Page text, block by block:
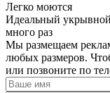
Легко моются
Идеальный
много раз
Мы размещаем
любых размеров.
или позвоните по